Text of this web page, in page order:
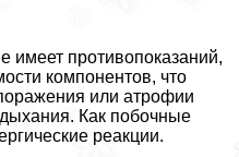
имеет противопоказаний,
компонентов, что
или атрофии
Как побочные
реакции.